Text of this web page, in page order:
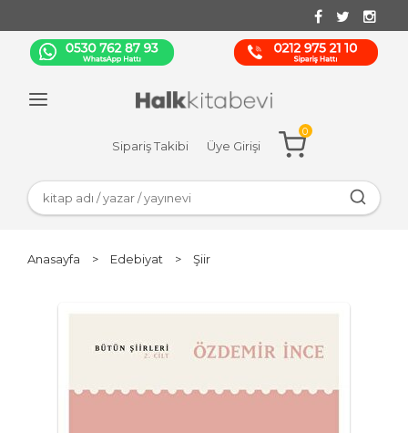
Sipariş Takibi Üye Girişi
0
Anasayfa > Edebiyat > Şiir